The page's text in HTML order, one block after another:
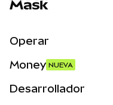
Operar
Money NUEVA
Desarrollador